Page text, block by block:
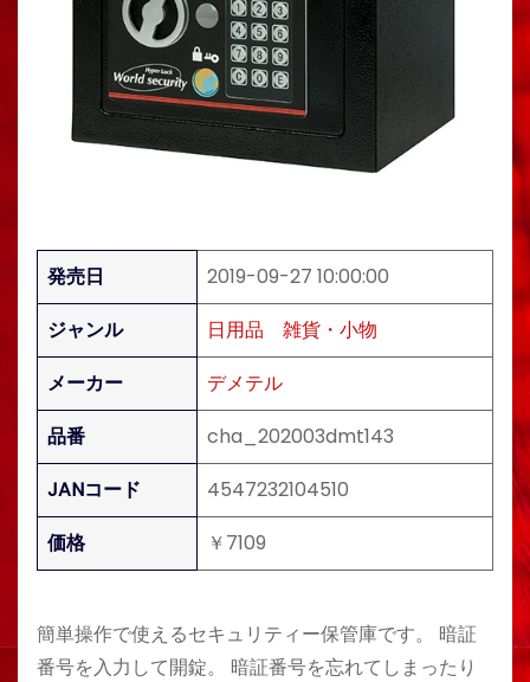
発売日
2019-09-27 10:00:00
ジャンル
日用品
雑貨・小物
メーカー
デメテル
品番
cha_202003dmt143
JANコード
4547232104510
価格
￥7109
簡単操作で使えるセキュリティー保管庫です。 暗証
番号を入力して開錠。 暗証番号を忘れてしまったり